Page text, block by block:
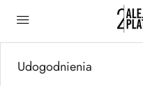
Udogodnienia